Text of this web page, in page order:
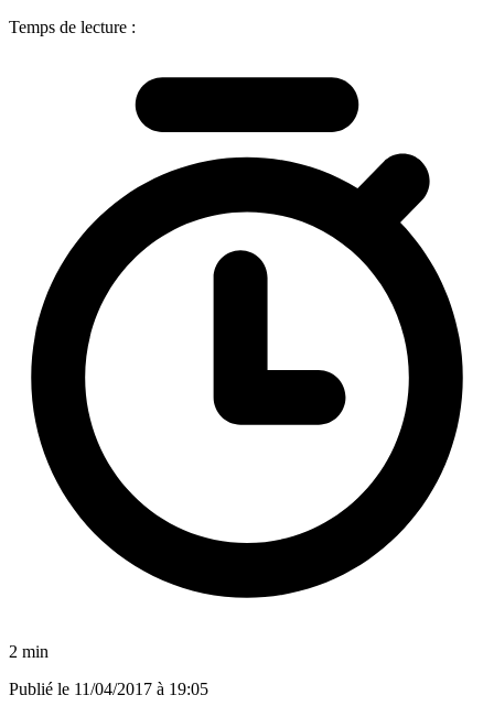
Temps de lecture :
2 min
Publié le 11/04/2017 à 19:05